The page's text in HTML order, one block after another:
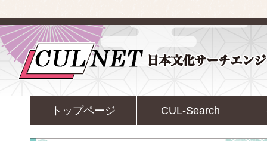
トップページ CUL-Search